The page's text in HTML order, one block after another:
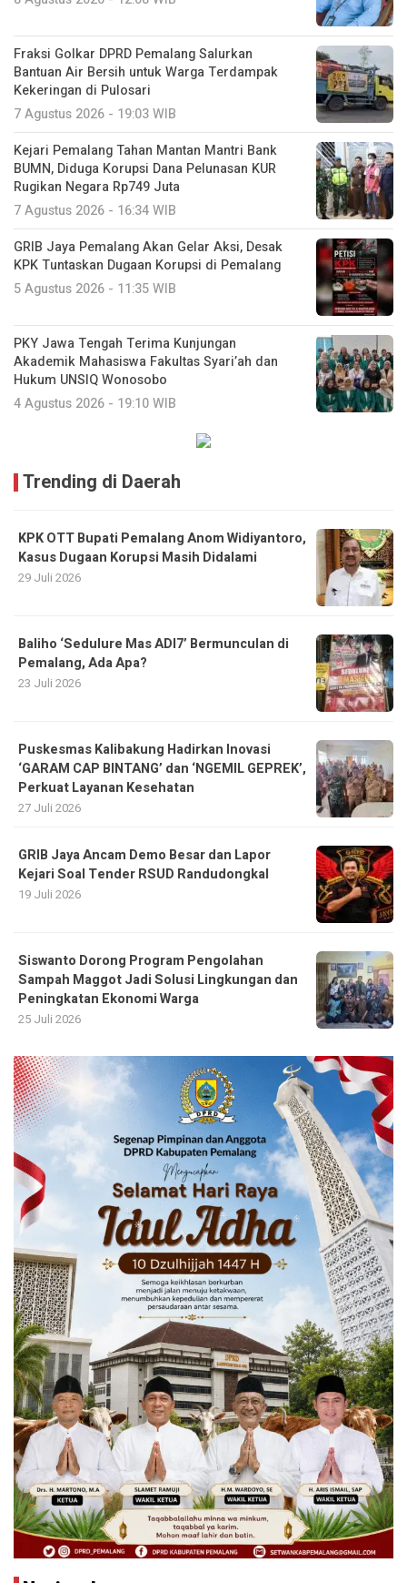
Fraksi Golkar DPRD Pemalang Salurkan
Bantuan Air Bersih untuk Warga Terdampak
Kekeringan di Pulosari
7 Agustus 2026 - 19:03 WIB
Kejari Pemalang Tahan Mantan Mantri Bank
BUMN, Diduga Korupsi Dana Pelunasan KUR
Rugikan Negara Rp749 Juta
7 Agustus 2026 - 16:34 WIB
GRIB Jaya Pemalang Akan Gelar Aksi, Desak
KPK Tuntaskan Dugaan Korupsi di Pemalang
5 Agustus 2026 - 11:35 WIB
PKY Jawa Tengah Terima Kunjungan
Akademik Mahasiswa Fakultas Syari’ah dan
Hukum UNSIQ Wonosobo
4 Agustus 2026 - 19:10 WIB
Trending di Daerah
KPK OTT Bupati Pemalang Anom Widiyantoro,
Kasus Dugaan Korupsi Masih Didalami
29 Juli 2026
Baliho ‘Sedulure Mas ADI7’ Bermunculan di
Pemalang, Ada Apa?
23 Juli 2026
Puskesmas Kalibakung Hadirkan Inovasi
‘GARAM CAP BINTANG’ dan ‘NGEMIL GEPREK’,
Perkuat Layanan Kesehatan
27 Juli 2026
GRIB Jaya Ancam Demo Besar dan Lapor
Kejari Soal Tender RSUD Randudongkal
19 Juli 2026
Siswanto Dorong Program Pengolahan
Sampah Maggot Jadi Solusi Lingkungan dan
Peningkatan Ekonomi Warga
25 Juli 2026